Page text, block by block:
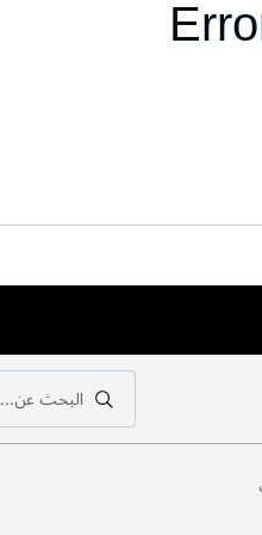
بحث
البحث عن...
بحث